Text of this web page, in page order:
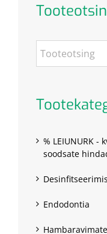
% LEIUNURK -
soodsate
Endodontia